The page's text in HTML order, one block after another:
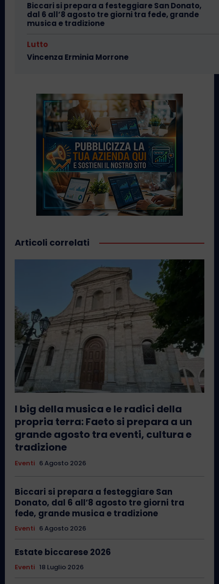
Biccari si prepara a festeggiare San Donato,
dal 6 all’8 agosto tre giorni tra fede, grande
musica e tradizione
Lutto
Vincenza Erminia Morrone
Articoli correlati
I big della musica e le radici della
propria terra: Faeto si prepara a un
grande agosto tra eventi, cultura e
tradizione
Eventi 6 Agosto 2026
Biccari si prepara a festeggiare San
Donato, dal 6 all’8 agosto tre giorni tra
fede, grande musica e tradizione
Eventi 6 Agosto 2026
Estate biccarese 2026
Eventi 18 Luglio 2026